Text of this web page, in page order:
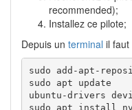
recommended);
Installez ce pilote;
Depuis un terminal il faut
sudo add-apt-
sudo apt update
ubuntu-drivers
sudo apt install